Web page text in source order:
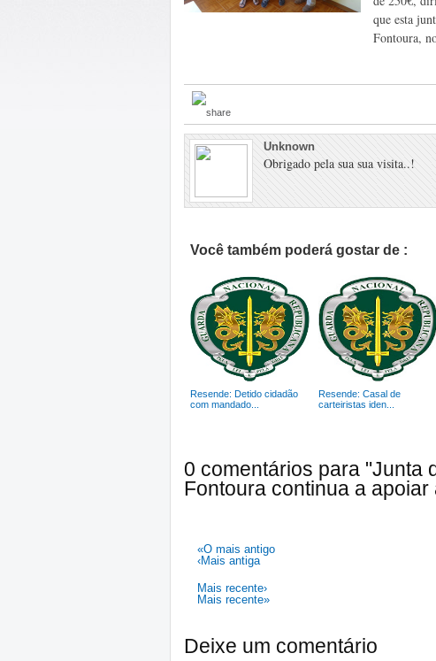
que esta
Fontoura,
Unknown
Obrigado pela sua sua visita..!
Você também poderá gostar de :
Resende: Detido cidadão
com mandado...
Resende: Casal de
carteiristas iden...
0 comentários para "Junta
Fontoura continua a apoiar
«O mais antigo
‹Mais antiga
Mais recente›
Mais recente»
Deixe um comentário